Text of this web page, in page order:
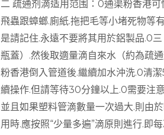
二 疏通剂滴适用范围：0通渠粉香港可
飛蟲跟蟑螂.廁紙.拖把毛等小堵死物等
是請記住.永遠不要將其用於鋁製品.0
瓶蓋）.然後取適量滴自來水（約為疏
粉香港倒入管道後.繼續加水沖洗.0清
續操作.但請等待30分鐘以上.0需要注
並且如果塑料管滴數量一次過大.則由
用時.應按照“少量多遍”滴原則進行.即